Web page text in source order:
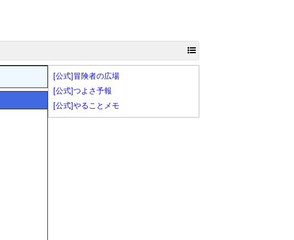
[公式]冒険者の広場
[公式]つよさ予報
[公式]やることメモ